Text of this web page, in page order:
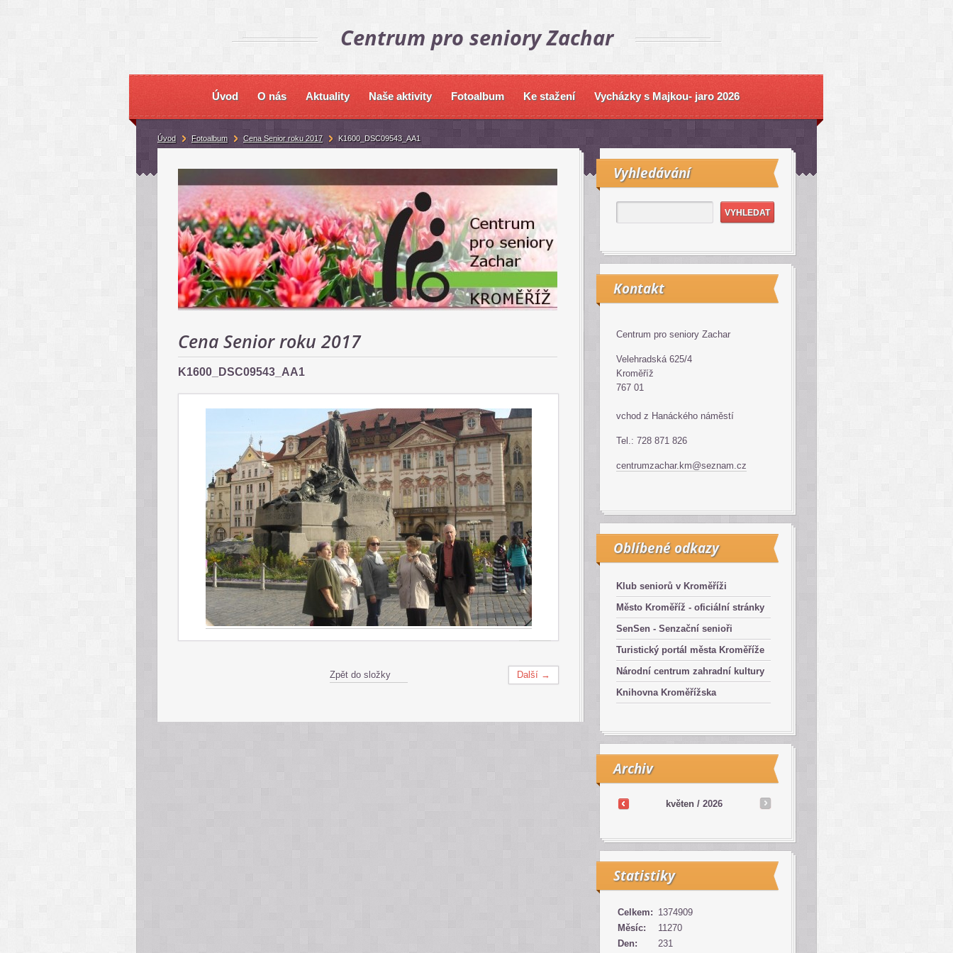
Centrum pro seniory Zachar
Úvod O nás Aktuality Naše aktivity Fotoalbum Ke stažení Vycházky s Majkou- jaro 2026
Cena Senior roku 2017
K1600_DSC09543_AA1
Další →
Zpět do složky
Vyhledávání
Kontakt
Centrum pro seniory Zachar
Velehradská 625/4
Kroměříž
767 01
vchod z Hanáckého náměstí
Tel.: 728 871 826
centrumzachar.km@seznam.cz
Oblíbené odkazy
Klub seniorů v Kroměříži
Město Kroměříž - oficiální stránky
SenSen - Senzační senioři
Turistický portál města Kroměříže
Národní centrum zahradní kultury
Knihovna Kroměřížska
Archiv
květen / 2026
Statistiky
Celkem: 1374909
Měsíc:
11270
Den:
231
Úvod Fotoalbum Cena Senior roku 2017 K1600_DSC09543_AA1